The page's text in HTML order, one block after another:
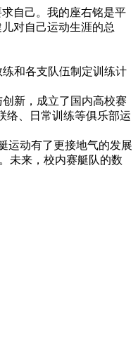
自己。我的座右铭是平
对自己运动生涯的总
和各支队伍制定训练计
新，成立了国内高校赛
络、日常训练等俱乐部运
运动有了更接地气的发展
未来，校内赛艇队的数